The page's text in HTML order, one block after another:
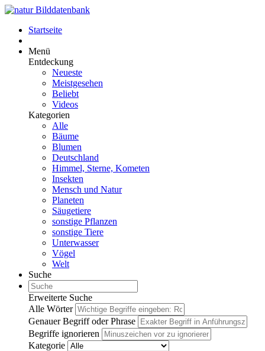
Startseite
Menü
Entdeckung
Neueste
Meistgesehen
Beliebt
Videos
Kategorien
Alle
Bäume
Blumen
Deutschland
Himmel, Sterne, Kometen
Insekten
Mensch und Natur
Planeten
Säugetiere
sonstige Pflanzen
sonstige Tiere
Unterwasser
Vögel
Welt
Suche
Erweiterte Suche
Alle Wörter
Genauer Begriff oder Phrase
Begriffe ignorieren
Kategorie